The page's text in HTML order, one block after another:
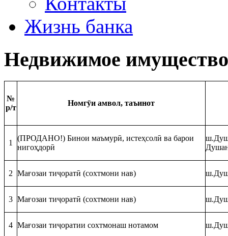
Жизнь банка
Недвижимое имущество
№
р/т
Номгӯи амвол, таъинот
1
(ПРОДАНО!) Бинои маъмурӣ, истеҳсолӣ ва барои
нигоҳдорӣ
2 Мағозаи тиҷоратӣ (сохтмони нав)
3 Мағозаи тиҷоратӣ (сохтмони нав)
4 Мағозаи тиҷоратии сохтмонаш нотамом